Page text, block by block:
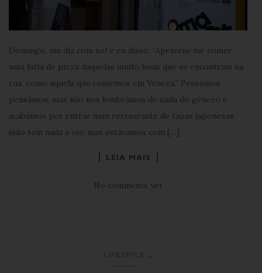
Domingo, um dia com sol e eu disse: “Apetecia-me comer
uma fatia de pizza daquelas muito boas que se encontram na
rua, como aquela que comemos em Veneza.” Pensámos
pensámos, mas não nos lembrámos de nada do género e
acabámos por entrar num restaurante de tapas japonesas
(não tem nada a ver, mas estávamos com […]
LEIA MAIS
No comments yet
LIFESTYLE ...